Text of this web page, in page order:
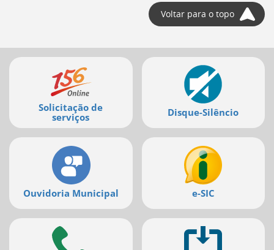
Voltar para o topo
Mais
serviços
Solicitação de
serviços
Disque-Silêncio
Ouvidoria Municipal e-SIC